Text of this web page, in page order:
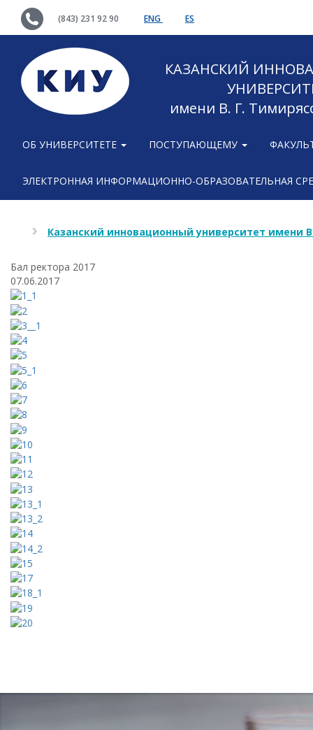
(843) 231 92 90 ENG ES
КАЗАНСКИЙ
имени В. Г.
ОБ УНИВЕРСИТЕТЕ ПОСТУПАЮЩЕМУ
ЭЛЕКТРОННАЯ ИНФОРМАЦИОННО-ОБРАЗОВАТЕЛЬНАЯ
Казанский инновационный университет имени
Бал ректора 2017
07.06.2017